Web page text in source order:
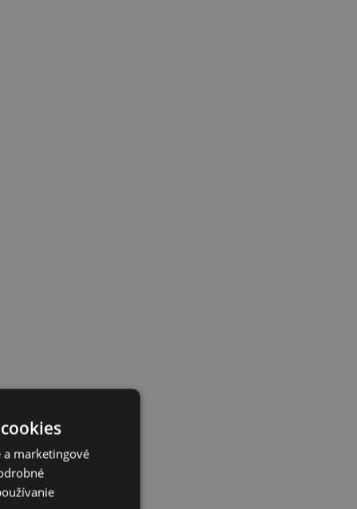
marketingové